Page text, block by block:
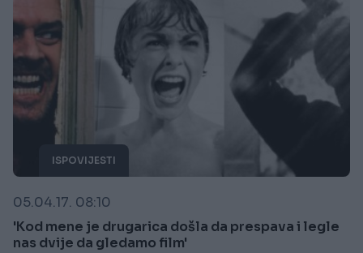
ISPOVIJESTI
05.04.17. 08:10
'Kod mene je drugarica došla da prespava i legle
nas dvije da gledamo film'